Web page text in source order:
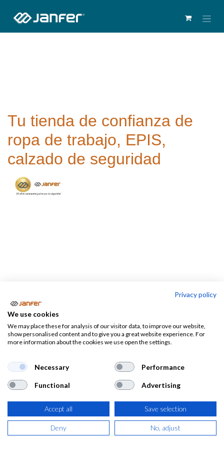
Tu tienda de confianza de
ropa de trabajo, EPIS,
calzado de seguridad
Mosquetones
Arneses
anticaídas
Kits
anticaídas
Cinturones
Mosquetones
Te mostramos una selección demosquetonesde distintos
tipos y materiales. Encontrarásmosquetones básicos,
automáticos, giratorios, etc. Tan sólo utiliza nuestros filtros
Privacy policy
We use cookies
We may place these for analysis of our visitor data, to improve our website,
show personalised content and to give you a great website experience. For
more information about the cookies we use open the settings.
Necessary Performance
Functional Advertising
Accept all Save selection
Deny No, adjust